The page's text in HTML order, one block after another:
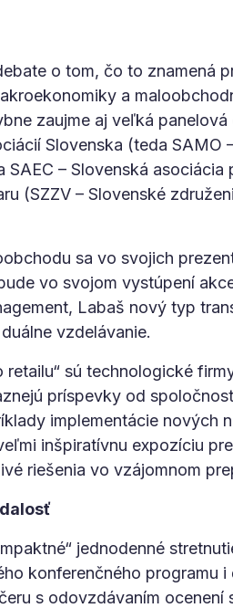
o tom, čo to znamená
a
zaujme aj veľká
Slovenska (teda SAMO
SAEC – Slovenská
(SZZV – Slovenské
sa vo svojich
vo svojom vystúpení
Labaš nový typ
vzdelávanie.
sú technologické
príspevky od
implementácie nových
inšpiratívnu expozíciu
riešenia vo vzájomnom
jednodenné
konferenčného programu i
s odovzdávaním ocenení